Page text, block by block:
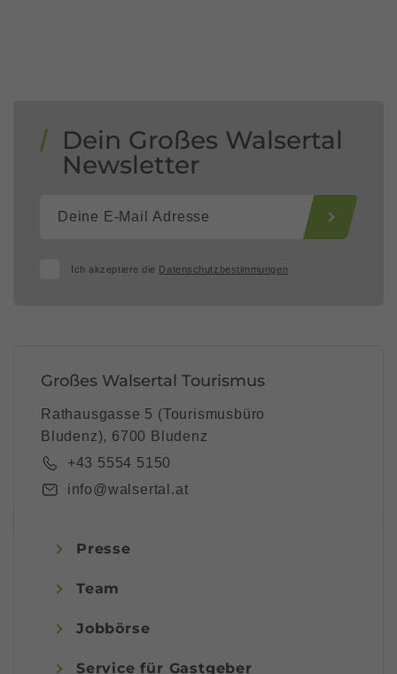
Dein Großes Walsertal
Newsletter
Ich akzeptiere die Datenschutzbestimmungen
Großes Walsertal Tourismus
Rathausgasse 5 (Tourismusbüro
Bludenz), 6700 Bludenz
+43 5554 5150
info@walsertal.at
Presse
Team
Jobbörse
Service für Gastgeber